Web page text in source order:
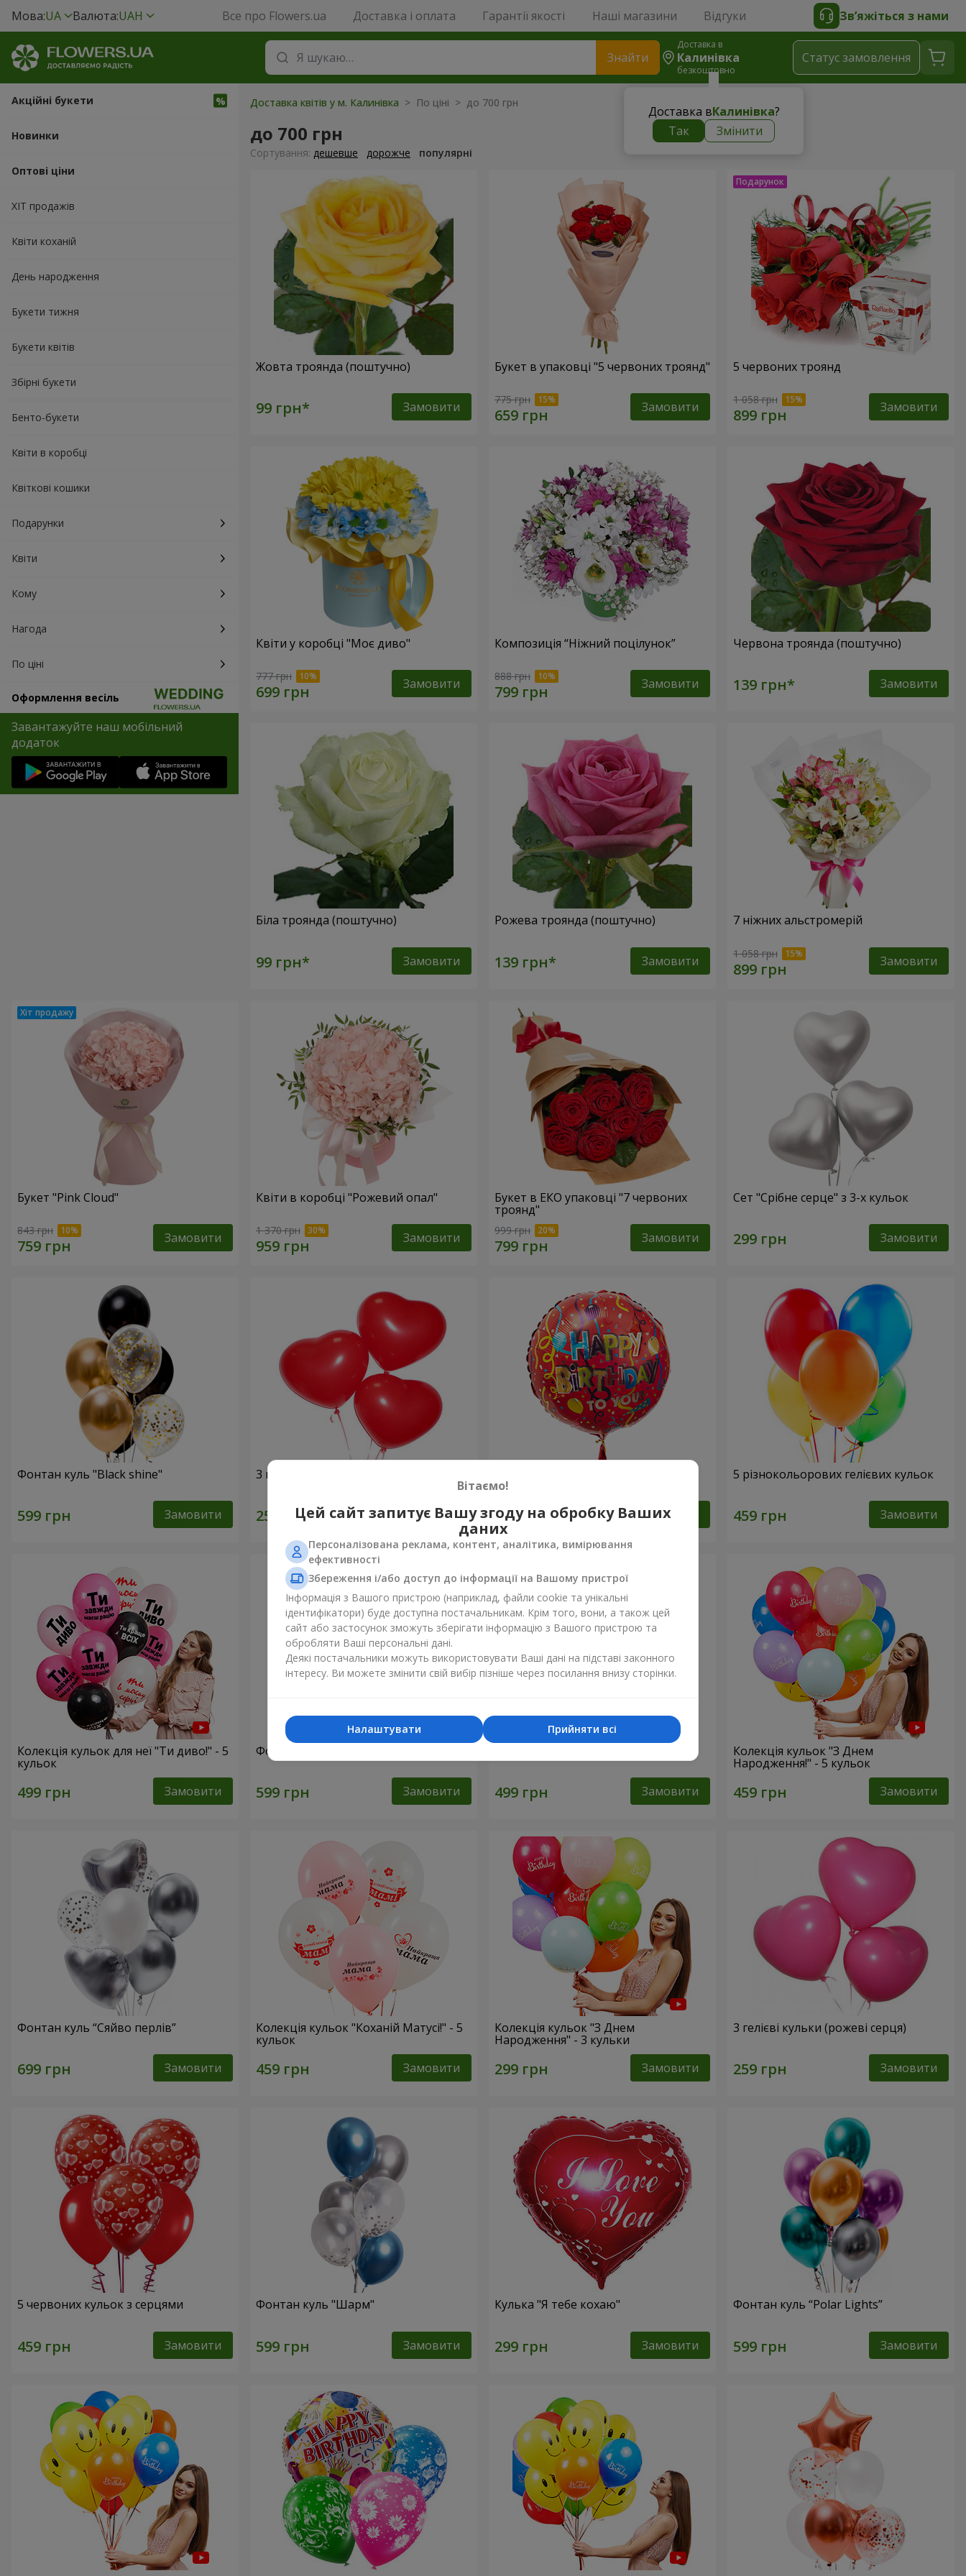
Мова:UA Валюта:UAH Все про Flowers.ua Доставка і оплата Гарантії якості Наші магазини Відгуки Зв’яжіться з нами
Знайти
Доставка в
Калинівка
безкоштовно
Доставка вКалинівка?
Так
Змінити
Статус замовлення
Акційні букети
Новинки
Оптові ціни
ХІТ продажів
Квіти коханій
День народження
Букети тижня
Букети квітів
Збірні букети
Бенто-букети
Квіти в коробці
Квіткові кошики
Подарунки
Квіти
Кому
Нагода
По ціні
Оформлення весіль
Завантажуйте наш мобільний
додаток
Доставка квітів у м. Калинівка > По ціні > до 700 грн
до 700 грн
Сортування: дешевше дорожче популярні
Жовта троянда (поштучно)
Замовити
Букет в упаковці "5 червоних троянд"
775 грн Замовити
5 червоних троянд
1 058 грн Замовити
Квіти у коробці "Моє диво"
777 грн Замовити
Композиція “Ніжний поцілунок”
888 грн Замовити
Червона троянда (поштучно)
Замовити
Біла троянда (поштучно)
Замовити
Рожева троянда (поштучно)
Замовити
7 ніжних альстромерій
1 058 грн Замовити
Букет "Pink Cloud"
843 грн Замовити
Квіти в коробці "Рожевий опал"
1 370 грн Замовити
Букет в ЕКО упаковці "7 червоних
троянд"
999 грн Замовити
Сет "Срібне серце" з 3-х кульок
Замовити
Фонтан куль "Black shine"
Замовити
3 гелієві кульки (червоні серця)
Замовити Замовити
5 різнокольорових гелієвих кульок
Замовити
Колекція кульок для неї "Ти диво!" - 5
кульок
Замовити
Фонтан куль "Ніжність"
Замовити Замовити
Колекція кульок "З Днем
Народження!" - 5 кульок
Замовити
Фонтан куль “Сяйво перлів”
Замовити
Колекція кульок "Коханій Матусі!" - 5
кульок
Замовити
Колекція кульок "З Днем
Народження" - 3 кульки
Замовити
3 гелієві кульки (рожеві серця)
Замовити
5 червоних кульок з серцями
Замовити
Фонтан куль "Шарм"
Замовити
Кулька "Я тебе кохаю"
Замовити
Фонтан куль “Polar Lights”
Замовити
Вітаємо!
Цей сайт запитує Вашу згоду на обробку Ваших
даних
Персоналізована реклама, контент, аналітика, вимірювання
ефективності
Збереження і/або доступ до інформації на Вашому пристрої
Інформація з Вашого пристрою (наприклад, файли cookie та унікальні
ідентифікатори) буде доступна постачальникам. Крім того, вони, а також цей
сайт або застосунок зможуть зберігати інформацію з Вашого пристрою та
обробляти Ваші персональні дані.
Деякі постачальники можуть використовувати Ваші дані на підставі законного
інтересу. Ви можете змінити свій вибір пізніше через посилання внизу сторінки.
Прийняти всі
Налаштувати